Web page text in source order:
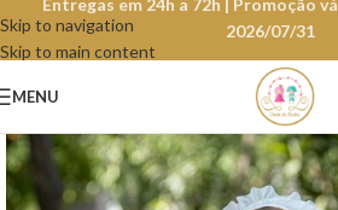
Skip to navigation
Skip to main content
Entregas em 24h a 72h | Promoção
2026/07/31
MENU